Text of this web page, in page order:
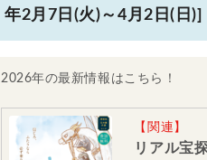
年2月7日(火)～4月2日(日)]
2026年の最新情報はこちら！
【関連】
リアル宝